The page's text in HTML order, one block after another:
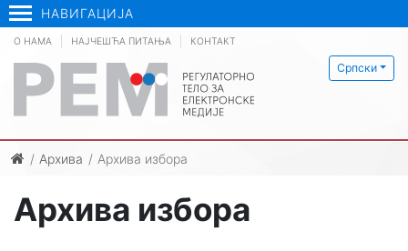
НАВИГАЦИЈА
Српски
О НАМА НАЈЧЕШЋА ПИТАЊА КОНТАКТ
Архива Архива избора
Архива избора